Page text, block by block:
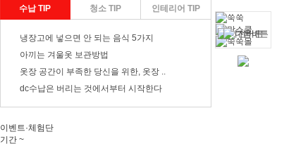
수납 TIP
청소 TIP 인테리어 TIP
냉장고에 넣으면 안 되는 음식 5가지
아끼는 겨울옷 보관방법
옷장 공간이 부족한 당신을 위한, 옷장 ..
dc수납은 버리는 것에서부터 시작한다
이벤트·체험단
기간 ~